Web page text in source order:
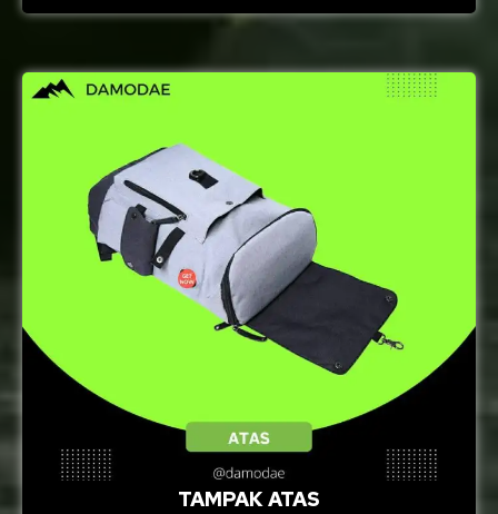
TAMPAK ATAS